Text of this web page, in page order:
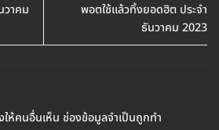
วาคม
พอตใช้แล้วทิ้งยอดฮิต ประจำ
ธันวาคม 2023
ห้คนอื่นเห็น ช่องข้อมูลจำเป็นถูกทำ